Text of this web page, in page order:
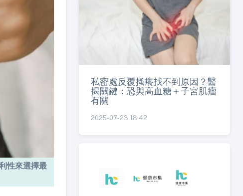
性來選擇最
私密處反覆搔癢找不到原因？醫
揭關鍵：恐與高血糖＋子宮肌瘤
有關
2025-07-23 18:42